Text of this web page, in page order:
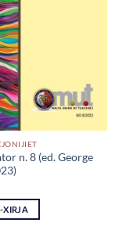
n. 8 (ed. George
XIRJA